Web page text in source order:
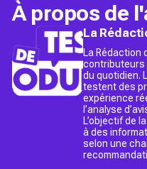
À propos de
La
La Rédaction
contributeurs
du quotidien.
testent des
expérience
l’analyse
L’objectif de
à des
selon une